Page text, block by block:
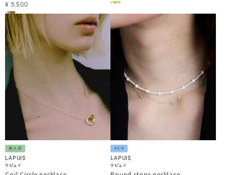
¥ 5,500
再入荷
LAPUIS
ラピュイ
NEW
LAPUIS
ラピュイ